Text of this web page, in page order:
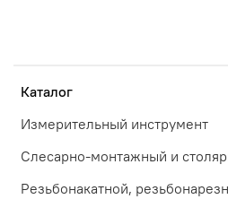
Каталог
Измерительный инструмент
Слесарно-монтажный и
Резьбонакатной,